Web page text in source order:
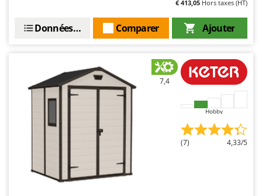
€ 413,05 Hors taxes (HT)
Ajouter
Comparer
Données techniques
7,4
Hobby
(7) 4,33/5